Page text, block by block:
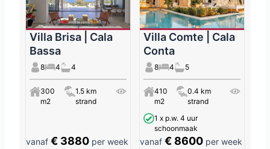
Villa Brisa | Cala
Bassa
8 4 4
300
m2
1.5 km
strand
vanaf€ 3880 per week
Villa Comte | Cala
Conta
8 4 5
410
m2
0.4 km
strand
1 x p.w. 4 uur
schoonmaak
vanaf€ 8600 per week